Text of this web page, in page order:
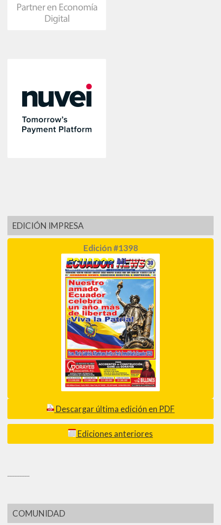
EDICIÓN IMPRESA
Edición #1398
Descargar última edición en PDF
Ediciones anteriores
COMUNIDAD